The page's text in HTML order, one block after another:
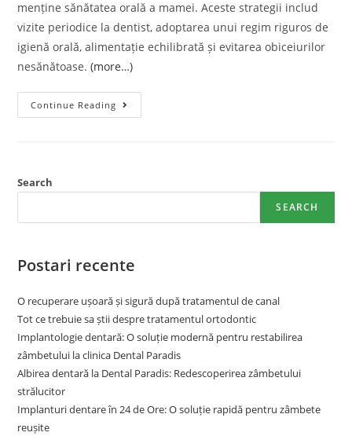
menține sănătatea orală a mamei. Aceste strategii includ
vizite periodice la dentist, adoptarea unui regim riguros de
igienă orală, alimentație echilibrată și evitarea obiceiurilor
nesănătoase.(more…)
Continue Reading
Search
SEARCH
Postari recente
O recuperare ușoară și sigură după tratamentul de canal
Tot ce trebuie sa știi despre tratamentul ortodontic
Implantologie dentară: O soluție modernă pentru restabilirea
zâmbetului la clinica Dental Paradis
Albirea dentară la Dental Paradis: Redescoperirea zâmbetului
strălucitor
Implanturi dentare în 24 de Ore: O soluție rapidă pentru zâmbete
reușite